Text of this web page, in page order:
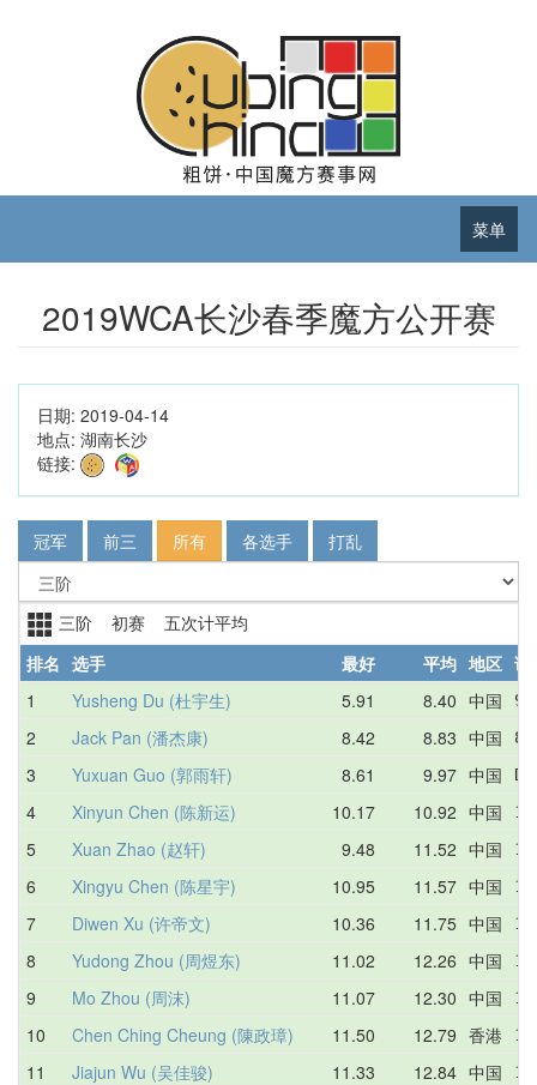
菜单
2019WCA长沙春季魔方公开赛
日期: 2019-04-14
地点: 湖南长沙
链接:
冠军 前三 所有 各选手 打乱
三阶 初赛 五次计平均
排名 选手 最好 平均 地区 详
1
Yusheng Du (杜宇生) 5.91 8.40 中国
2 Jack Pan (潘杰康) 8.42 8.83 中国
3 Yuxuan Guo (郭雨轩) 8.61 9.97 中国
4 Xinyun Chen (陈新运) 10.17 10.92 中国
5 Xuan Zhao (赵轩) 9.48 11.52 中国
6 Xingyu Chen (陈星宇) 10.95 11.57 中国
7 Diwen Xu (许帝文) 10.36 11.75 中国
8 Yudong Zhou (周煜东) 11.02 12.26 中国
9 Mo Zhou (周沫) 11.07 12.30 中国
10 Chen Ching Cheung (陳政璋) 11.50 12.79 香港
11 Jiajun Wu (吴佳骏) 11.33 12.84 中国